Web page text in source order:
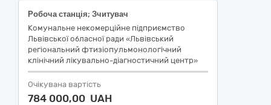
Робоча станція; Зчитувач
Комунальне некомерційне підприємство
Львівської обласної ради «Львівський
регіональний фтизіопульмонологічний
клінічний лікувально-діагностичний центр»
Очікувана вартість
784 000,00 UAH